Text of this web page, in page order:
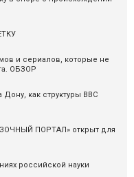
и сериалов, которые не
ОБЗОР
как структуры ВВС
ПОРТАЛ» открыт для
российской науки